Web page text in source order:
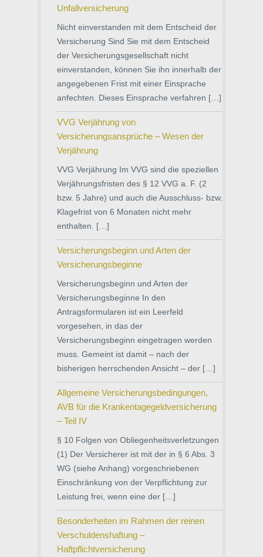
Unfallversicherung
Nicht einverstanden mit dem Entscheid der
Versicherung Sind Sie mit dem Entscheid
der Versicherungsgesellschaft nicht
einverstanden, können Sie ihn innerhalb der
angegebenen Frist mit einer Einsprache
anfechten. Dieses Einsprache verfahren […]
VVG Verjährung von
Versicherungsansprüche – Wesen der
Verjährung
VVG Verjährung Im VVG sind die speziellen
Verjährungsfristen des § 12 VVG a. F. (2
bzw. 5 Jahre) und auch die Ausschluss- bzw.
Klagefrist von 6 Monaten nicht mehr
enthalten. […]
Versicherungsbeginn und Arten der
Versicherungsbeginne
Versicherungsbeginn und Arten der
Versicherungsbeginne In den
Antragsformularen ist ein Leerfeld
vorgesehen, in das der
Versicherungsbeginn eingetragen werden
muss. Gemeint ist damit – nach der
bisherigen herrschenden Ansicht – der […]
Allgemeine Versicherungsbedingungen,
AVB für die Krankentagegeldversicherung
– Teil IV
§ 10 Folgen von Obliegenheitsverletzungen
(1) Der Versicherer ist mit der in § 6 Abs. 3
WG (siehe Anhang) vorgeschriebenen
Einschränkung von der Verpflichtung zur
Leistung frei, wenn eine der […]
Besonderheiten im Rahmen der reinen
Verschuldenshaftung –
Haftpflichtversicherung